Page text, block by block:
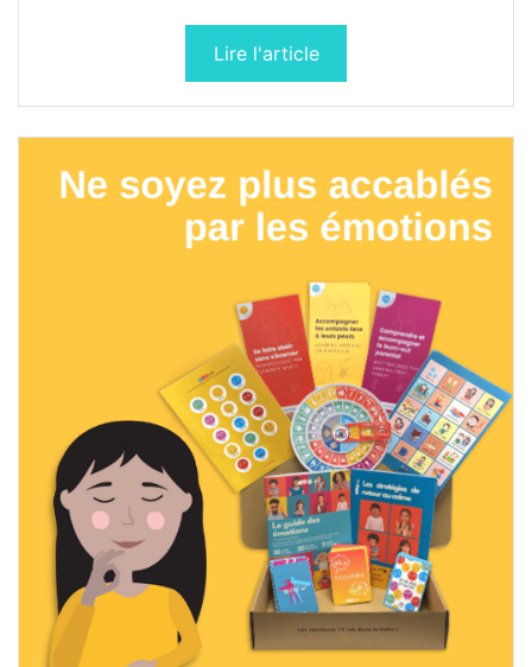
Lire l'article